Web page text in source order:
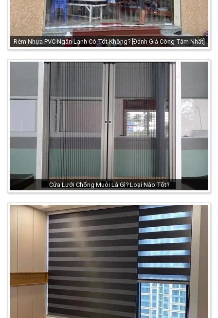
Rèm Nhựa PVC Ngăn Lạnh Có Tốt Không? [Đánh Giá Công Tâm Nhất]
Cửa Lưới Chống Muỗi Là Gì? Loại Nào Tốt?